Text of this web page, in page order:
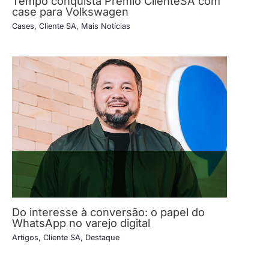
case para Volkswagen
Cases, Cliente SA, Mais Notícias
Do interesse à conversão: o papel do
WhatsApp no varejo digital
Artigos, Cliente SA, Destaque